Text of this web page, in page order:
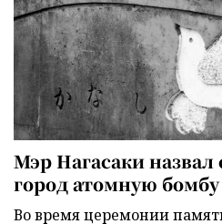
Мэр Нагасаки
город атомную
Во время церемонии